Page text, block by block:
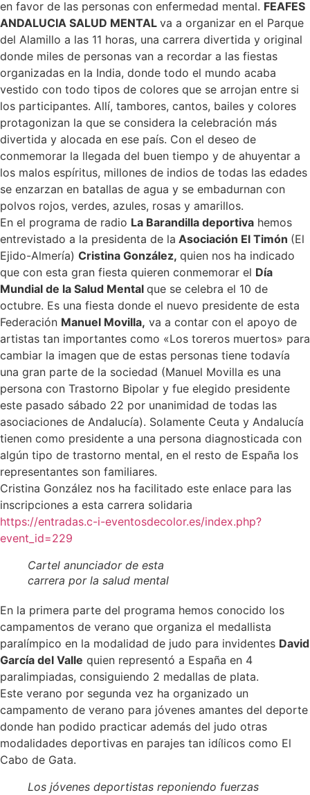
en favor de las personas con enfermedad mental. FEAFES
ANDALUCIA SALUD MENTAL va a organizar en el Parque
del Alamillo a las 11 horas, una carrera divertida y original
donde miles de personas van a recordar a las fiestas
organizadas en la India, donde todo el mundo acaba
vestido con todo tipos de colores que se arrojan entre si
los participantes. Allí, tambores, cantos, bailes y colores
protagonizan la que se considera la celebración más
divertida y alocada en ese país. Con el deseo de
conmemorar la llegada del buen tiempo y de ahuyentar a
los malos espíritus, millones de indios de todas las edades
se enzarzan en batallas de agua y se embadurnan con
polvos rojos, verdes, azules, rosas y amarillos.
En el programa de radio La Barandilla deportiva hemos
entrevistado a la presidenta de la Asociación El Timón (El
Ejido-Almería) Cristina González, quien nos ha indicado
que con esta gran fiesta quieren conmemorar el Día
Mundial de la Salud Mental que se celebra el 10 de
octubre. Es una fiesta donde el nuevo presidente de esta
Federación Manuel Movilla, va a contar con el apoyo de
artistas tan importantes como «Los toreros muertos» para
cambiar la imagen que de estas personas tiene todavía
una gran parte de la sociedad (Manuel Movilla es una
persona con Trastorno Bipolar y fue elegido presidente
este pasado sábado 22 por unanimidad de todas las
asociaciones de Andalucía). Solamente Ceuta y Andalucía
tienen como presidente a una persona diagnosticada con
algún tipo de trastorno mental, en el resto de España los
representantes son familiares.
Cristina González nos ha facilitado este enlace para las
inscripciones a esta carrera solidaria
https://entradas.c-i-eventosdecolor.es/index.php?
event_id=229
Cartel anunciador de esta
carrera por la salud mental
En la primera parte del programa hemos conocido los
campamentos de verano que organiza el medallista
paralímpico en la modalidad de judo para invidentes David
García del Valle quien representó a España en 4
paralimpiadas, consiguiendo 2 medallas de plata.
Este verano por segunda vez ha organizado un
campamento de verano para jóvenes amantes del deporte
donde han podido practicar además del judo otras
modalidades deportivas en parajes tan idílicos como El
Cabo de Gata.
Los jóvenes deportistas reponiendo fuerzas